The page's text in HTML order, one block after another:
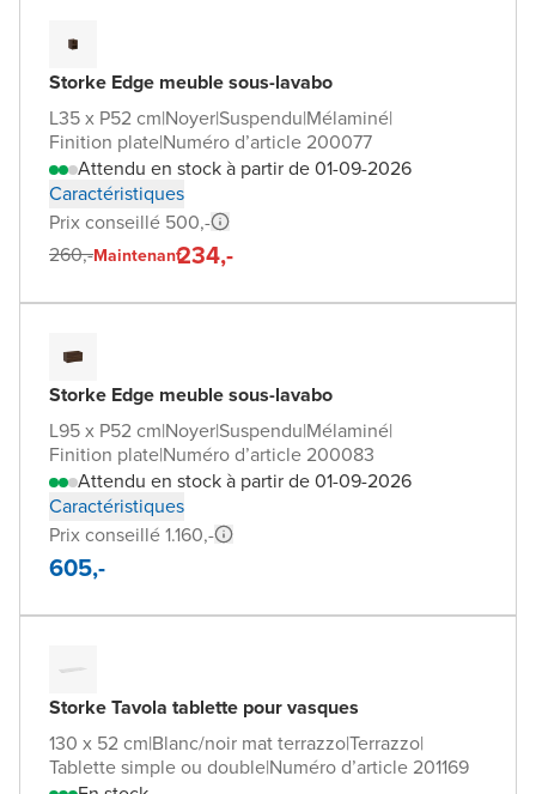
Storke Edge meuble sous-lavabo
L35 x P52 cm|Noyer|Suspendu|Mélaminé|
Finition plate|Numéro d’article 200077
Attendu en stock à partir de 01-09-2026
Caractéristiques
Prix conseillé 500,-
260,-Maintenant234,-
Storke Edge meuble sous-lavabo
L95 x P52 cm|Noyer|Suspendu|Mélaminé|
Finition plate|Numéro d’article 200083
Attendu en stock à partir de 01-09-2026
Caractéristiques
Prix conseillé 1.160,-
605,-
Storke Tavola tablette pour vasques
130 x 52 cm|Blanc/noir mat terrazzo|Terrazzo|
Tablette simple ou double|Numéro d’article 201169